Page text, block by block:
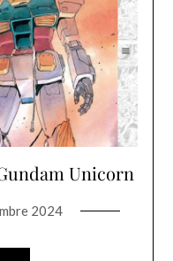
Unicorn
2024